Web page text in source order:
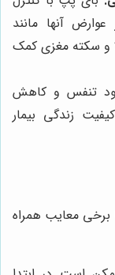
آنها مانند
و سکته مغزی کمک
تنفس و کاهش
زندگی بیمار
برخی معایب همراه